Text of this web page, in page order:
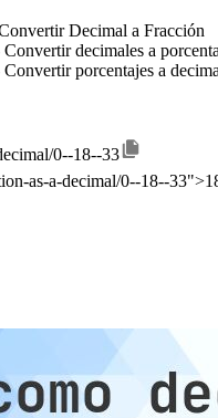
Decimal a Fracción
Convertir decimales a
Convertir porcentajes a
0--18--33
as-a-decimal/0--18--